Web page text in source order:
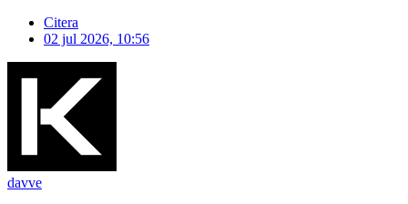
Citera
02 jul 2026, 10:56
davve